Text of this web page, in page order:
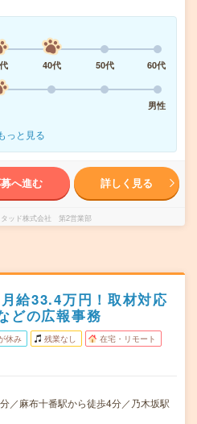
40代 50代
60代
男性
っと見る
へ進む 詳しく見る
タッド株式会社 第2営業部
給33.4万円！取材対応
どの広報事務
休み 残業なし 在宅・リモート
／麻布十番駅から徒歩4分／乃木坂駅